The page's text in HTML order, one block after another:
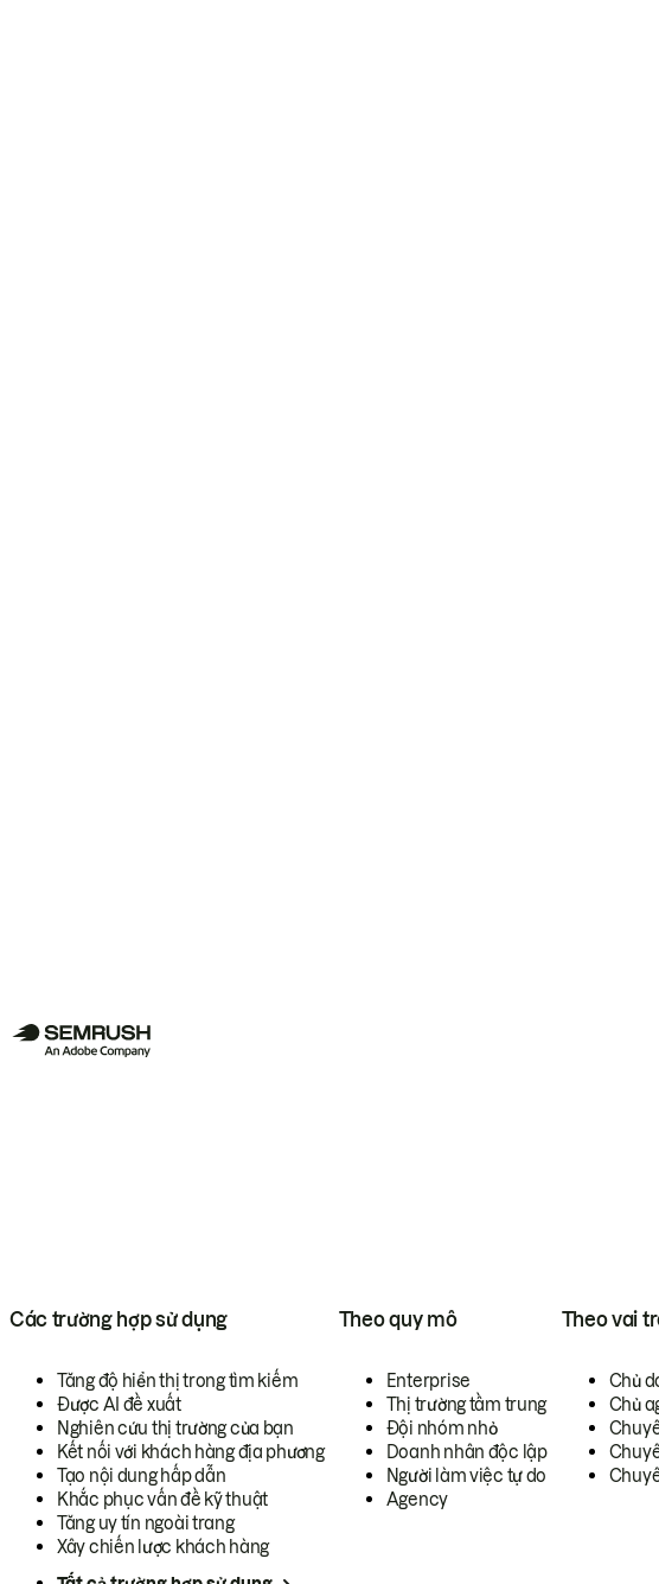
Các trường hợp sử dụng
Tăng độ hiển thị trong tìm kiếm
Được AI đề xuất
Nghiên cứu thị trường của bạn
Kết nối với khách hàng địa phương
Tạo nội dung hấp dẫn
Khắc phục vấn đề kỹ thuật
Tăng uy tín ngoài trang
Xây chiến lược khách hàng
Theo quy mô
Enterprise
Thị trường tầm trung
Đội nhóm nhỏ
Doanh nhân độc lập
Người làm việc tự do
Agency
Theo vai
Chủ
Chủ